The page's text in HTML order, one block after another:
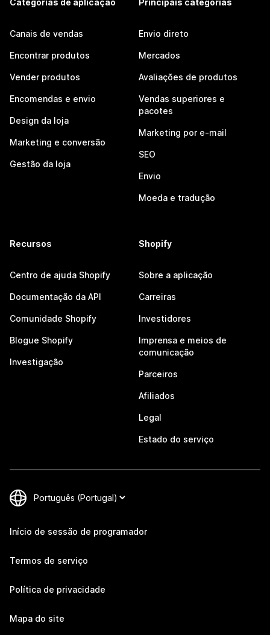
Categorias de aplicação
Canais de vendas
Encontrar produtos
Vender produtos
Encomendas e envio
Design da loja
Marketing e conversão
Gestão da loja
Principais categorias
Envio direto
Mercados
Avaliações de produtos
Vendas superiores e
pacotes
Marketing por e-mail
SEO
Envio
Moeda e tradução
Recursos
Centro de ajuda Shopify
Documentação da API
Comunidade Shopify
Blogue Shopify
Investigação
Shopify
Sobre a aplicação
Carreiras
Investidores
Imprensa e meios de
comunicação
Parceiros
Afiliados
Legal
Estado do serviço
Início de sessão de programador
Termos de serviço
Política de privacidade
Mapa do site